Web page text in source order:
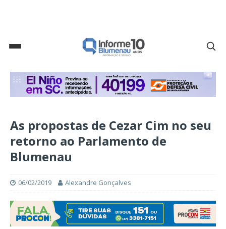
As propostas de Cezar Cim no seu
retorno ao Parlamento de
Blumenau
06/02/2019 Alexandre Gonçalves